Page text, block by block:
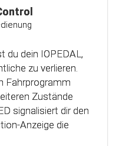
du dein IOPEDAL,
zu verlieren.
Fahrprogramm
Zustände
signalisiert dir den
Anzeige die
über eine
nach dem
alle notwendigen
automatisch
individuellen
werden die
des Gaspedals